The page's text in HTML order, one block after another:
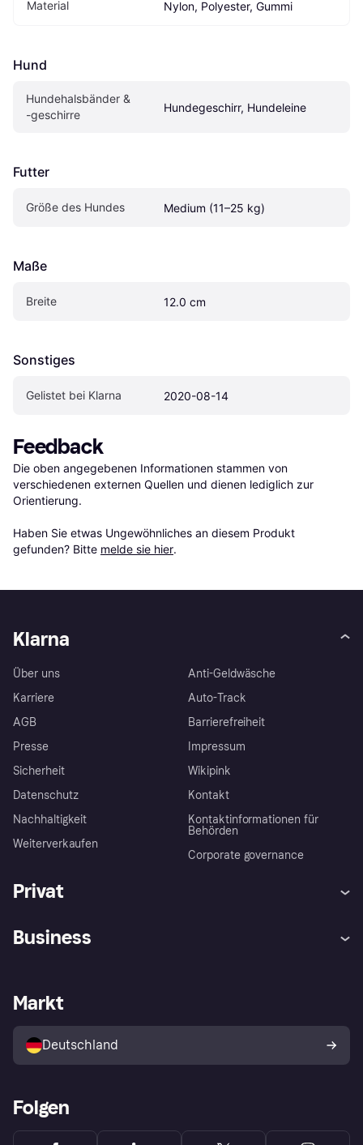
Material Nylon, Polyester, Gummi
Hund
Hundehalsbänder &
-geschirre
Hundegeschirr, Hundeleine
Futter
Größe des Hundes Medium (11–25 kg)
Maße
Breite 12.0 cm
Sonstiges
Gelistet bei Klarna 2020-08-14
Feedback
Die oben angegebenen Informationen stammen von
verschiedenen externen Quellen und dienen lediglich zur
Orientierung.
Haben Sie etwas Ungewöhnliches an diesem Produkt
gefunden? Bitte melde sie hier.
Klarna
Über uns
Karriere
AGB
Presse
Sicherheit
Datenschutz
Nachhaltigkeit
Weiterverkaufen
Anti-Geldwäsche
Auto-Track
Barrierefreiheit
Impressum
Wikipink
Kontakt
Kontaktinformationen für
Behörden
Corporate governance
Privat
Klarna App
Shops entdecken
Käuferschutzrichtlinie
Dein Widerrufsrecht
Business
Händlerportal
Markt
Deutschland
Folgen